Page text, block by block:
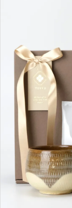
ランキング
食-Food-
生活-Life-
ファッション-
ベビー＆キッズ-